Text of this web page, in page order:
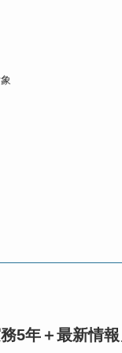
5年＋最新情